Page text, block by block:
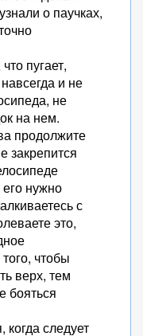
о паучках,
пугает,
и не
не
на нем.
продолжите
закрепится
нужно
с
это,
чтобы
верх, тем
бояться
следует